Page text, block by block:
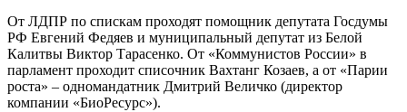
От ЛДПР по спискам проходят помощник депутата Госдумы
РФ Евгений Федяев и муниципальный депутат из Белой
Калитвы Виктор Тарасенко. От «Коммунистов России» в
парламент проходит списочник Вахтанг Козаев, а от «Парии
роста» – одномандатник Дмитрий Величко (директор
компании «БиоРесурс»).